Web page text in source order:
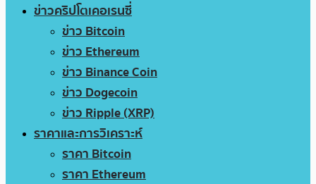
ข่าวคริปโตเคอเรนซี่
ข่าว Bitcoin
ข่าว Ethereum
ข่าว Binance Coin
ข่าว Dogecoin
ข่าว Ripple (XRP)
ราคาและการวิเคราะห์
ราคา Bitcoin
ราคา Ethereum